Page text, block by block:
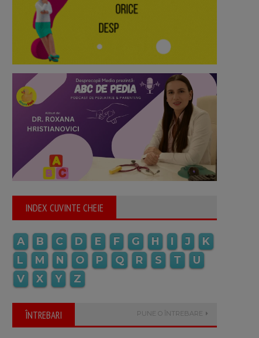
INDEX CUVINTE CHEIE
A B C D E F G H I J
K
L
M N O P Q R S T
U
V
X Y Z
ÎNTREBARI PUNE O ÎNTREBARE